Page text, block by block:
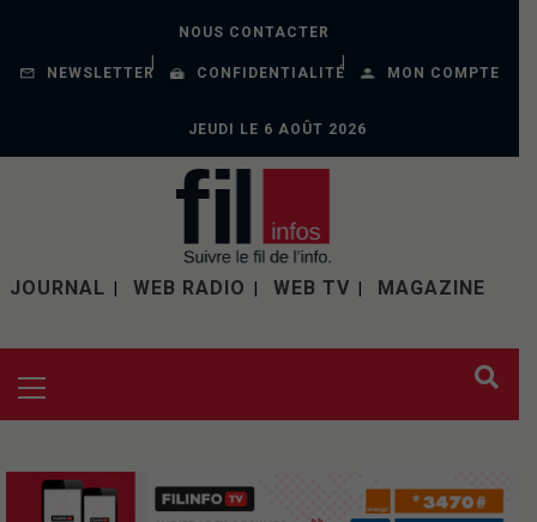
NOUS CONTACTER
NEWSLETTER CONFIDENTIALITÉ MON COMPTE
JEUDI LE 6 AOÛT 2026
JOURNAL WEB RADIO WEB TV MAGAZINE